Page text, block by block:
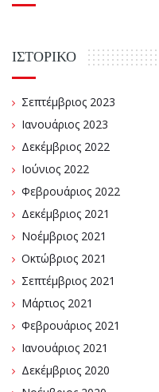
ΙΣΤΟΡΙΚΌ
Σεπτέμβριος 2023
Ιανουάριος 2023
Δεκέμβριος 2022
Ιούνιος 2022
Φεβρουάριος 2022
Δεκέμβριος 2021
Νοέμβριος 2021
Οκτώβριος 2021
Σεπτέμβριος 2021
Μάρτιος 2021
Φεβρουάριος 2021
Ιανουάριος 2021
Δεκέμβριος 2020